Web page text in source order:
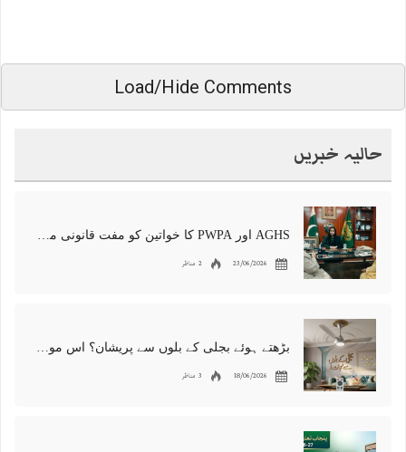
Load/Hide Comments
حالیہ خبریں
AGHS اور PWPA کا خواتین کو مفت قانونی معاونت اور وکلا کی تربیت کے دائرہ کار میں توسیع پر اتفاق
23/06/2026 2 مناظر
بڑھتے ہوئے بجلی کے بلوں سے پریشان؟ اس موسمِ گرما میں180 قیمتی یونٹس بچانے کا جادوئی طریقہ!
18/06/2026 3 مناظر